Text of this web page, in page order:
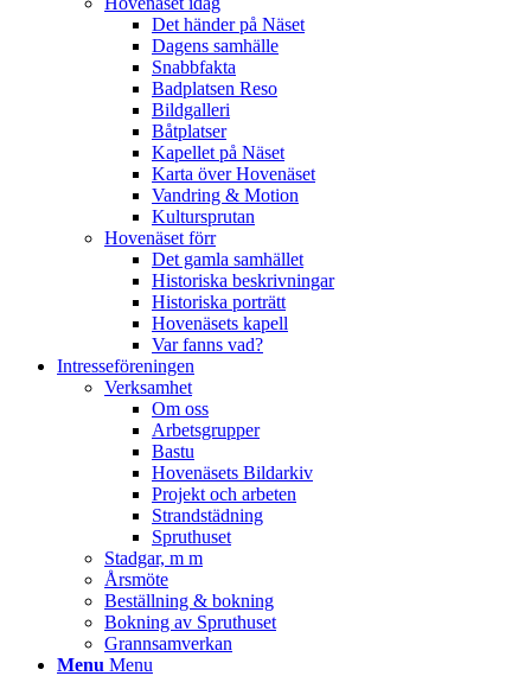
Det händer på Näset
Dagens samhälle
Snabbfakta
Badplatsen Reso
Bildgalleri
Båtplatser
Kapellet på Näset
Karta över Hovenäset
Vandring & Motion
Kultursprutan
Hovenäset förr
Det gamla samhället
Historiska beskrivningar
Historiska porträtt
Hovenäsets kapell
Var fanns vad?
Intresseföreningen
Verksamhet
Om oss
Arbetsgrupper
Bastu
Hovenäsets Bildarkiv
Projekt och arbeten
Strandstädning
Spruthuset
Stadgar, m m
Årsmöte
Beställning & bokning
Bokning av Spruthuset
Grannsamverkan
Menu Menu